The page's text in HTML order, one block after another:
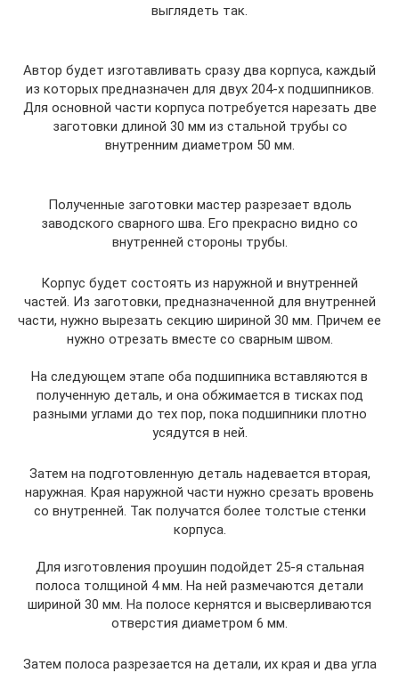
выглядеть так.
Автор будет изготавливать сразу два корпуса, каждый
из которых предназначен для двух 204-х подшипников.
Для основной части корпуса потребуется нарезать две
заготовки длиной 30 мм из стальной трубы со
внутренним диаметром 50 мм.
Полученные заготовки мастер разрезает вдоль
заводского сварного шва. Его прекрасно видно со
внутренней стороны трубы.
Корпус будет состоять из наружной и внутренней
частей. Из заготовки, предназначенной для внутренней
части, нужно вырезать секцию шириной 30 мм. Причем ее
нужно отрезать вместе со сварным швом.
На следующем этапе оба подшипника вставляются в
полученную деталь, и она обжимается в тисках под
разными углами до тех пор, пока подшипники плотно
усядутся в ней.
Затем на подготовленную деталь надевается вторая,
наружная. Края наружной части нужно срезать вровень
со внутренней. Так получатся более толстые стенки
корпуса.
Для изготовления проушин подойдет 25-я стальная
полоса толщиной 4 мм. На ней размечаются детали
шириной 30 мм. На полосе кернятся и высверливаются
отверстия диаметром 6 мм.
Затем полоса разрезается на детали, их края и два угла